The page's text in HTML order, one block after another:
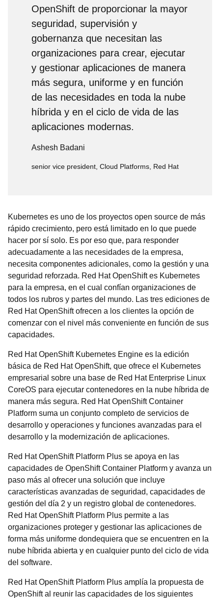
OpenShift de proporcionar la mayor
seguridad, supervisión y
gobernanza que necesitan las
organizaciones para crear, ejecutar
y gestionar aplicaciones de manera
más segura, uniforme y en función
de las necesidades en toda la nube
híbrida y en el ciclo de vida de las
aplicaciones modernas.
Ashesh Badani
senior vice president, Cloud Platforms, Red Hat
Kubernetes es uno de los proyectos open source de más
rápido crecimiento, pero está limitado en lo que puede
hacer por sí solo. Es por eso que, para responder
adecuadamente a las necesidades de la empresa,
necesita componentes adicionales, como la gestión y una
seguridad reforzada. Red Hat OpenShift es Kubernetes
para la empresa, en el cual confían organizaciones de
todos los rubros y partes del mundo. Las tres ediciones de
Red Hat OpenShift ofrecen a los clientes la opción de
comenzar con el nivel más conveniente en función de sus
capacidades.
Red Hat OpenShift Kubernetes Engine es la edición
básica de Red Hat OpenShift, que ofrece el Kubernetes
empresarial sobre una base de Red Hat Enterprise Linux
CoreOS para ejecutar contenedores en la nube híbrida de
manera más segura. Red Hat OpenShift Container
Platform suma un conjunto completo de servicios de
desarrollo y operaciones y funciones avanzadas para el
desarrollo y la modernización de aplicaciones.
Red Hat OpenShift Platform Plus se apoya en las
capacidades de OpenShift Container Platform y avanza un
paso más al ofrecer una solución que incluye
características avanzadas de seguridad, capacidades de
gestión del día 2 y un registro global de contenedores.
Red Hat OpenShift Platform Plus permite a las
organizaciones proteger y gestionar las aplicaciones de
forma más uniforme dondequiera que se encuentren en la
nube híbrida abierta y en cualquier punto del ciclo de vida
del software.
Red Hat OpenShift Platform Plus amplía la propuesta de
OpenShift al reunir las capacidades de los siguientes